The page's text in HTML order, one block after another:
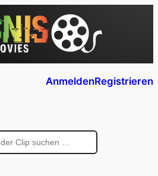
AnmeldenRegistrieren